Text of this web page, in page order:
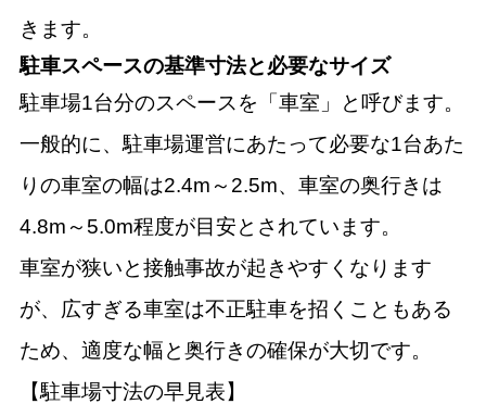
きます。
駐車スペースの基準寸法と必要なサイズ
駐車場1台分のスペースを「車室」と呼びます。
一般的に、駐車場運営にあたって必要な1台あた
りの車室の幅は2.4m～2.5m、車室の奥行きは
4.8m～5.0m程度が目安とされています。
車室が狭いと接触事故が起きやすくなります
が、広すぎる車室は不正駐車を招くこともある
ため、適度な幅と奥行きの確保が大切です。
【駐車場寸法の早見表】